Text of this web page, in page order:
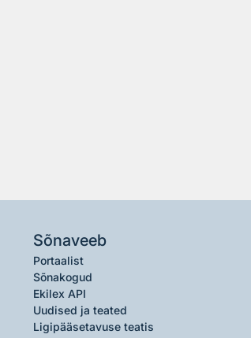
Sõnaveeb
Portaalist
Sõnakogud
Ekilex API
Uudised ja teated
Ligipääsetavuse teatis